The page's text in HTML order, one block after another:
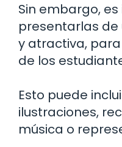
Sin embargo,
presentarlas
y atractiva,
de los
Esto puede
ilustraciones,
música o